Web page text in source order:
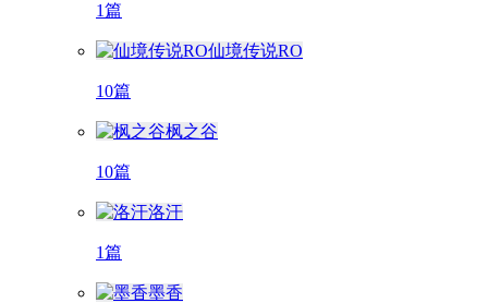
1篇
仙境传说RO
10篇
枫之谷
10篇
洛汗
1篇
墨香